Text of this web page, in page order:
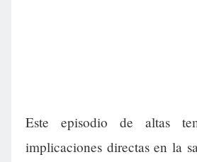
Este episodio de altas
implicaciones directas en la